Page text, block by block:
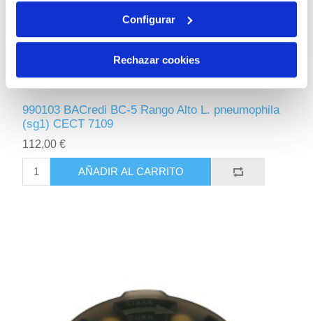
Configurar
Rechazar cookies
990103 BACredi BC-5 Rango Alto L. pneumophila
(sg1) CECT 7109
112,00 €
AÑADIR AL CARRITO